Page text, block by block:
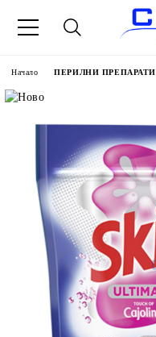
Начало ПЕРИЛНИ ПРЕПАРАТИ